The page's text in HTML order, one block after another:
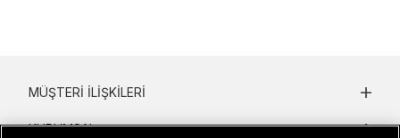
MÜŞTERI İLIŞKILERI
KURUMSAL